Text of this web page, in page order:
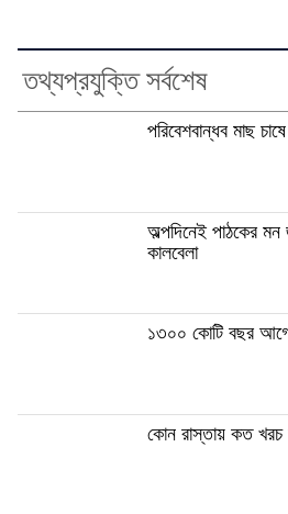
তথ্যপ্রযুক্তি সর্বশেষ
পরিবেশবান্ধব মাছ
অল্পদিনেই পাঠকের
কালবেলা
১৩০০ কোটি বছর
কোন রাস্তায় কত খরচ